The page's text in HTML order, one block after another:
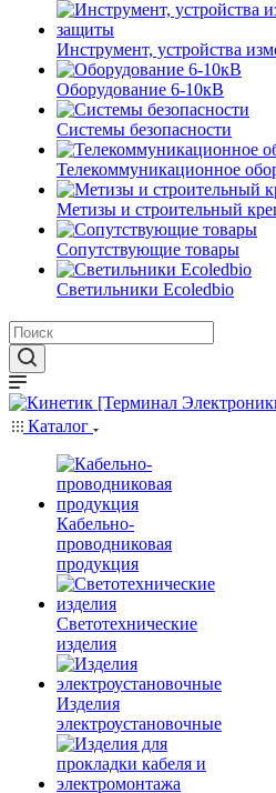
Инструмент, устройства
Оборудование 6-10кВ
Системы безопасности
Телекоммуникационное
Метизы и строительный
Сопутствующие товары
Светильники Ecoledbio
Каталог
Кабельно-
проводниковая
продукция
Светотехнические
изделия
Изделия
электроустановочные